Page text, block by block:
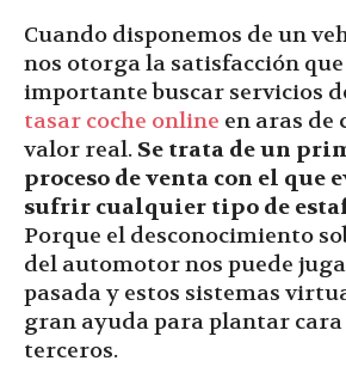
Cuando disponemos de un
nos otorga la satisfacción que
importante buscar servicios
tasar coche online en aras de
valor real. Se trata de un
proceso de venta con el que
sufrir cualquier tipo de
Porque el desconocimiento
del automotor nos puede
pasada y estos sistemas
gran ayuda para plantar cara
terceros.